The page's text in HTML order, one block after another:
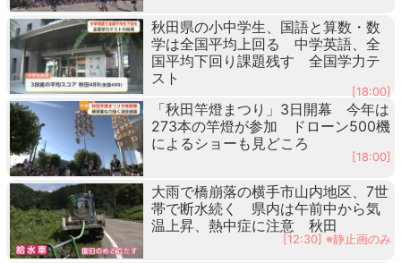
秋田県の小中学生、国語と算数・数
学は全国平均上回る 中学英語、全
国平均下回り課題残す 全国学力テ
スト
[18:00]
「秋田竿燈まつり」3日開幕 今年は
273本の竿燈が参加 ドローン500機
によるショーも見どころ
[18:00]
大雨で橋崩落の横手市山内地区、7世
帯で断水続く 県内は午前中から気
温上昇、熱中症に注意 秋田
[12:30] ※静止画のみ